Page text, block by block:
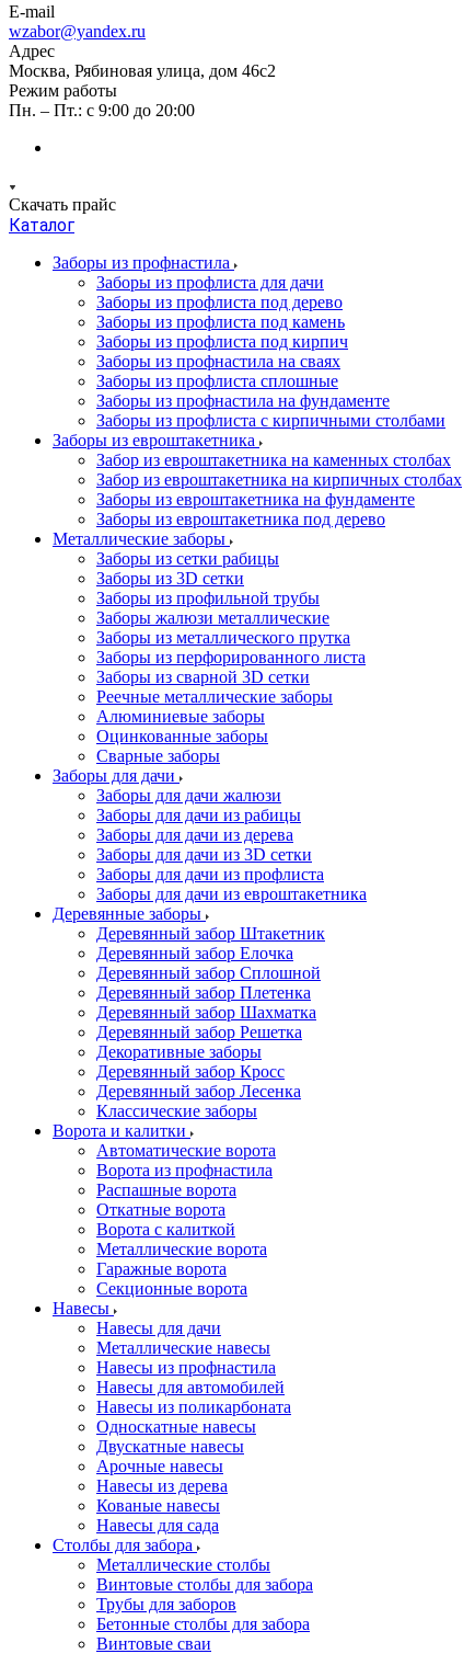
E-mail
wzabor@yandex.ru
Адрес
Москва, Рябиновая улица, дом 46с2
Режим работы
Пн. – Пт.: с 9:00 до 20:00
Скачать прайс
Каталог
Заборы из профнастила
Заборы из профлиста для дачи
Заборы из профлиста под дерево
Заборы из профлиста под камень
Заборы из профлиста под кирпич
Заборы из профнастила на сваях
Заборы из профлиста сплошные
Заборы из профнастила на фундаменте
Заборы из профлиста с кирпичными столбами
Заборы из евроштакетника
Забор из евроштакетника на каменных столбах
Забор из евроштакетника на кирпичных столбах
Заборы из евроштакетника на фундаменте
Заборы из евроштакетника под дерево
Металлические заборы
Заборы из сетки рабицы
Заборы из 3D сетки
Заборы из профильной трубы
Заборы жалюзи металлические
Заборы из металлического прутка
Заборы из перфорированного листа
Заборы из сварной 3D сетки
Реечные металлические заборы
Алюминиевые заборы
Оцинкованные заборы
Сварные заборы
Заборы для дачи
Заборы для дачи жалюзи
Заборы для дачи из рабицы
Заборы для дачи из дерева
Заборы для дачи из 3D сетки
Заборы для дачи из профлиста
Заборы для дачи из евроштакетника
Деревянные заборы
Деревянный забор Штакетник
Деревянный забор Елочка
Деревянный забор Сплошной
Деревянный забор Плетенка
Деревянный забор Шахматка
Деревянный забор Решетка
Декоративные заборы
Деревянный забор Кросс
Деревянный забор Лесенка
Классические заборы
Ворота и калитки
Автоматические ворота
Ворота из профнастила
Распашные ворота
Откатные ворота
Ворота с калиткой
Металлические ворота
Гаражные ворота
Секционные ворота
Навесы
Навесы для дачи
Металлические навесы
Навесы из профнастила
Навесы для автомобилей
Навесы из поликарбоната
Односкатные навесы
Двускатные навесы
Арочные навесы
Навесы из дерева
Кованые навесы
Навесы для сада
Столбы для забора
Металлические столбы
Винтовые столбы для забора
Трубы для заборов
Бетонные столбы для забора
Винтовые сваи